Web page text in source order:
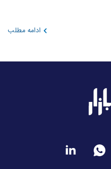
ادامه مطلب